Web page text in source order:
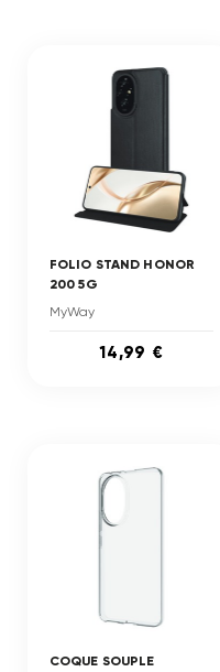
FOLIO STAND HONOR
200 5G
MyWay
14,99 €
COQUE SOUPLE